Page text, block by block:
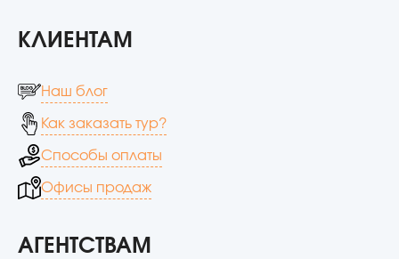
КЛИЕНТАМ
Наш блог
Как заказать тур?
Способы оплаты
Офисы продаж
АГЕНТСТВАМ